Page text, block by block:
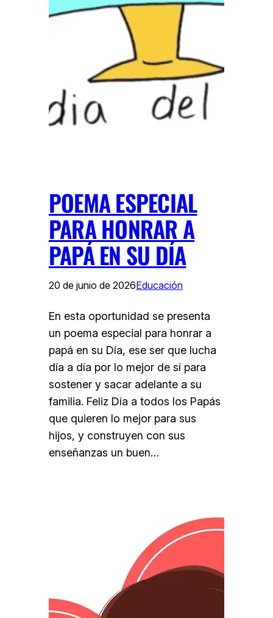
POEMA ESPECIAL
PARA HONRAR A
PAPÁ EN SU DÍA
20 de junio de 2026Educación
En esta oportunidad se presenta
un poema especial para honrar a
papá en su Día, ese ser que lucha
día a día por lo mejor de sí para
sostener y sacar adelante a su
familia. Feliz Día a todos los Papás
que quieren lo mejor para sus
hijos, y construyen con sus
enseñanzas un buen…